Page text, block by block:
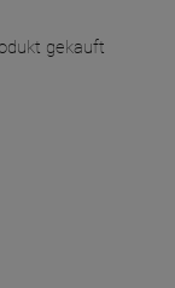
gekauft